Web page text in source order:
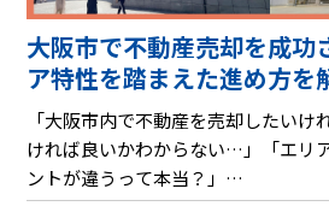
大阪市で不動産売却を成功
ア特性を踏まえた進め方を
「大阪市内で不動産を売却したいけ
ければ良いかわからない…」「エリ
ントが違うって本当？」